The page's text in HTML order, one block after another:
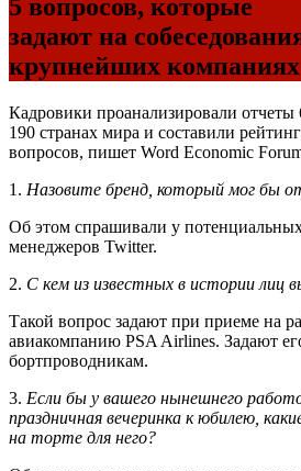
5 вопросов, которые
задают на
крупнейших
Кадровики проанализировали
190 странах мира и составили
вопросов, пишет Word Economic
1. Назовите бренд, который мог бы
Об этом спрашивали у
менеджеров Twitter.
2. С кем из известных в истории лиц
Такой вопрос задают при приеме на
авиакомпанию PSA Airlines. Задают
бортпроводникам.
3. Если бы у вашего нынешнего
праздничная вечеринка к юбилею,
на торте для него?